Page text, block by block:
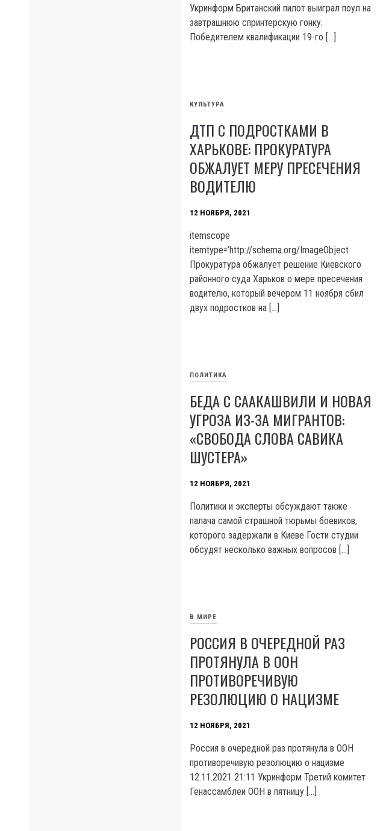
Укринформ Британский пилот выиграл поул на
завтрашнюю спринтерскую гонку.
Победителем квалификации 19-го […]
КУЛЬТУРА
ДТП С ПОДРОСТКАМИ В
ХАРЬКОВЕ: ПРОКУРАТУРА
ОБЖАЛУЕТ МЕРУ ПРЕСЕЧЕНИЯ
ВОДИТЕЛЮ
12 НОЯБРЯ, 2021
itemscope
itemtype=’http://schema.org/ImageObject
Прокуратура обжалует решение Киевского
районного суда Харьков о мере пресечения
водителю, который вечером 11 ноября сбил
двух подростков на […]
ПОЛИТИКА
БЕДА С СААКАШВИЛИ И НОВАЯ
УГРОЗА ИЗ-ЗА МИГРАНТОВ:
«СВОБОДА СЛОВА САВИКА
ШУСТЕРА»
12 НОЯБРЯ, 2021
Политики и эксперты обсуждают также
палача самой страшной тюрьмы боевиков,
которого задержали в Киеве Гости студии
обсудят несколько важных вопросов […]
В МИРЕ
РОССИЯ В ОЧЕРЕДНОЙ РАЗ
ПРОТЯНУЛА В ООН
ПРОТИВОРЕЧИВУЮ
РЕЗОЛЮЦИЮ О НАЦИЗМЕ
12 НОЯБРЯ, 2021
Россия в очередной раз протянула в ООН
противоречивую резолюцию о нацизме
12.11.2021 21:11 Укринформ Третий комитет
Генассамблеи ООН в пятницу […]